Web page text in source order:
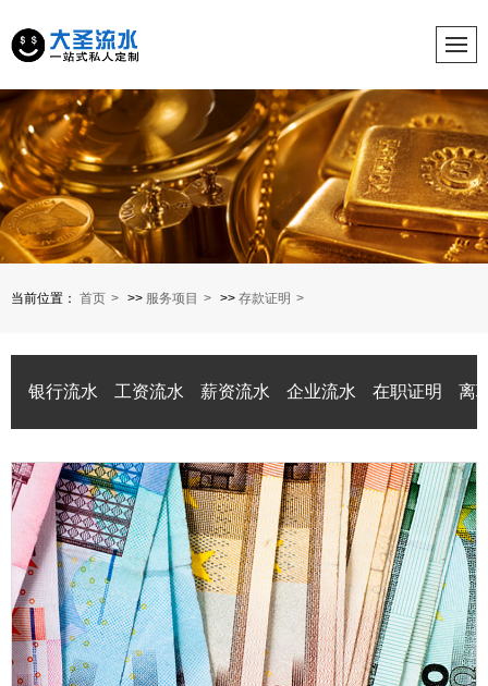
当前位置： 首页 >> 服务项目 >> 存款证明
银行流水 工资流水 薪资流水 企业流水 在职证明 离